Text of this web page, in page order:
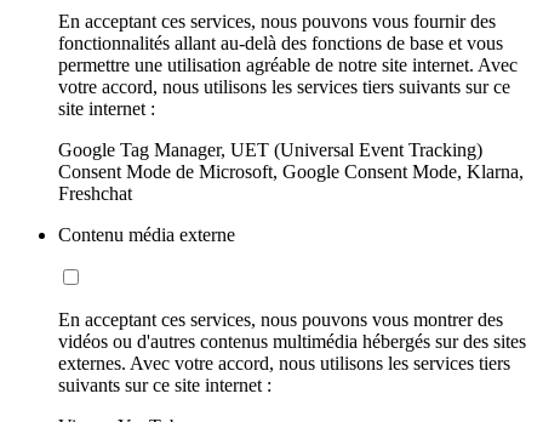
En acceptant ces services, nous pouvons vous fournir des
fonctionnalités allant au-delà des fonctions de base et vous
permettre une utilisation agréable de notre site internet. Avec
votre accord, nous utilisons les services tiers suivants sur ce
site internet :
Google Tag Manager, UET (Universal Event Tracking)
Consent Mode de Microsoft, Google Consent Mode, Klarna,
Freshchat
Contenu média externe
En acceptant ces services, nous pouvons vous montrer des
vidéos ou d'autres contenus multimédia hébergés sur des sites
externes. Avec votre accord, nous utilisons les services tiers
suivants sur ce site internet :